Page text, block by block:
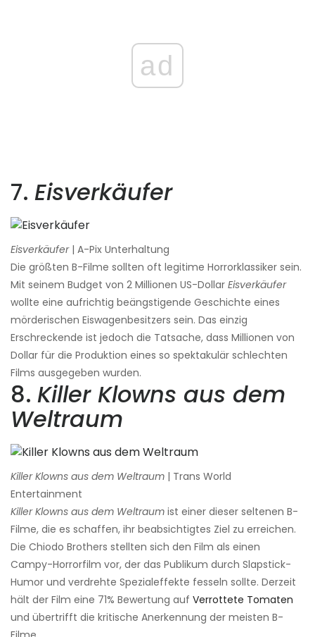
ad
7. Eisverkäufer
Eisverkäufer| A-Pix Unterhaltung
Die größten B-Filme sollten oft legitime Horrorklassiker sein.
Mit seinem Budget von 2 Millionen US-Dollar Eisverkäufer
wollte eine aufrichtig beängstigende Geschichte eines
mörderischen Eiswagenbesitzers sein. Das einzig
Erschreckende ist jedoch die Tatsache, dass Millionen von
Dollar für die Produktion eines so spektakulär schlechten
Films ausgegeben wurden.
8. Killer Klowns aus dem
Weltraum
Killer Klowns aus dem Weltraum | Trans World
Entertainment
Killer Klowns aus dem Weltraum ist einer dieser seltenen B-
Filme, die es schaffen, ihr beabsichtigtes Ziel zu erreichen.
Die Chiodo Brothers stellten sich den Film als einen
Campy-Horrorfilm vor, der das Publikum durch Slapstick-
Humor und verdrehte Spezialeffekte fesseln sollte. Derzeit
hält der Film eine 71% Bewertung auf Verrottete Tomaten
und übertrifft die kritische Anerkennung der meisten B-